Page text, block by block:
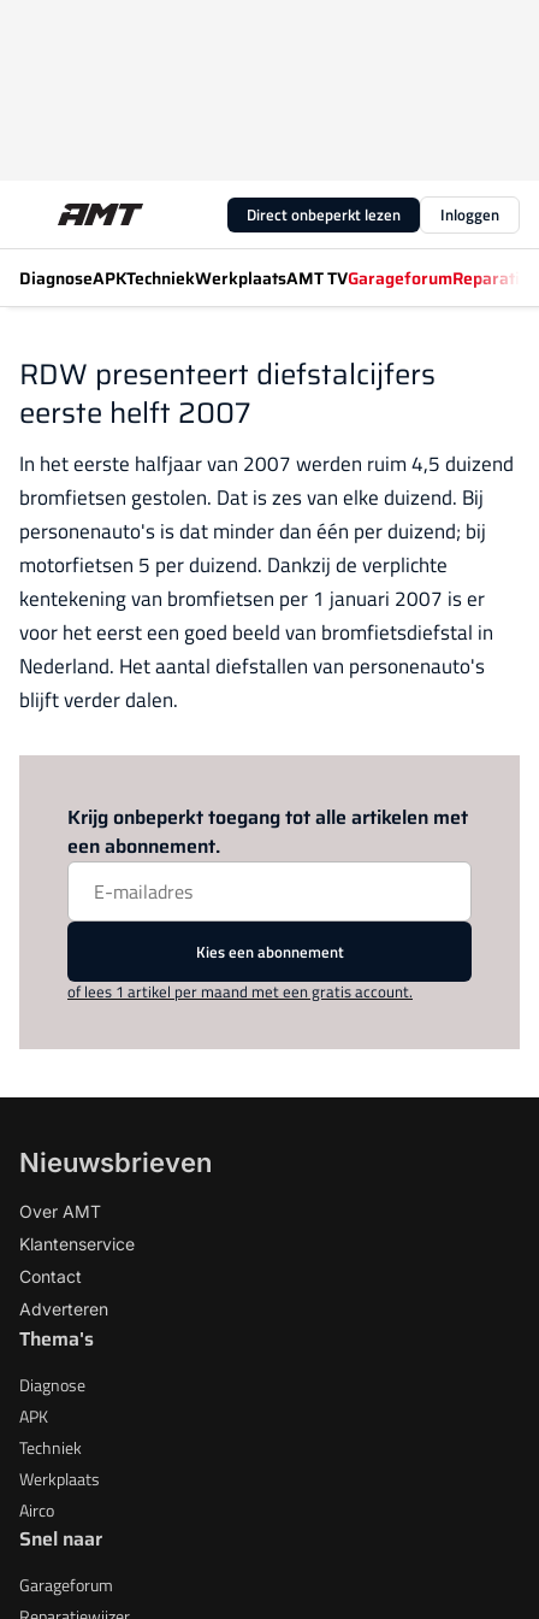
Direct onbeperkt lezen Inloggen
DiagnoseAPKTechniekWerkplaatsAMT TVGarageforum
RDW presenteert diefstalcijfers
eerste helft 2007
In het eerste halfjaar van 2007 werden ruim 4,5 duizend
bromfietsen gestolen. Dat is zes van elke duizend. Bij
personenauto's is dat minder dan één per duizend; bij
motorfietsen 5 per duizend. Dankzij de verplichte
kentekening van bromfietsen per 1 januari 2007 is er
voor het eerst een goed beeld van bromfietsdiefstal in
Nederland. Het aantal diefstallen van personenauto's
blijft verder dalen.
Krijg onbeperkt toegang tot alle artikelen met
een abonnement.
Kies een abonnement
of lees 1 artikel per maand met een gratis account.
Nieuwsbrieven
Over AMT
Klantenservice
Contact
Adverteren
Thema's
Diagnose
APK
Techniek
Werkplaats
Airco
Snel naar
Garageforum